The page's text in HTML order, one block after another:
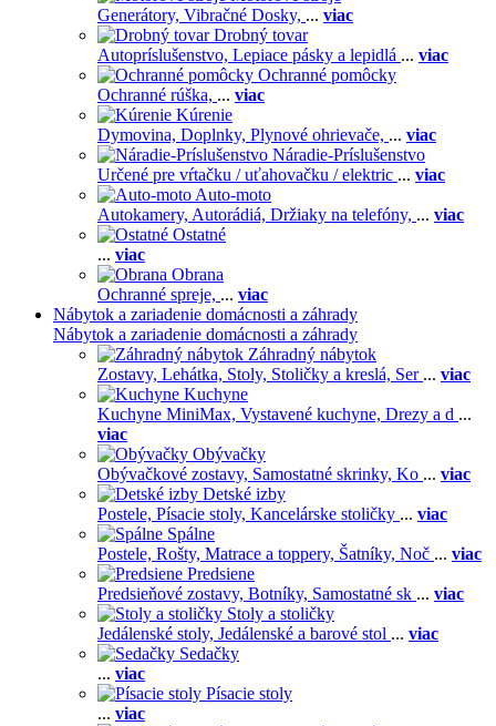
Generátory, Vibračné Dosky, ... viac
Drobný tovar
Autopríslušenstvo, Lepiace pásky a lepidlá ... viac
Ochranné pomôcky
Ochranné rúška, ... viac
Kúrenie
Dymovina, Doplnky, Plynové ohrievače, ... viac
Náradie-Príslušenstvo
Určené pre vŕtačku / uťahovačku / elektric ... viac
Auto-moto
Autokamery, Autorádiá, Držiaky na telefóny, ... viac
Ostatné
... viac
Obrana
Ochranné spreje, ... viac
Nábytok a zariadenie domácnosti a záhrady
Nábytok a zariadenie domácnosti a záhrady
Záhradný nábytok
Zostavy, Lehátka, Stoly, Stoličky a kreslá, Ser ... viac
Kuchyne
Kuchyne MiniMax, Vystavené kuchyne, Drezy a d ...
viac
Obývačky
Obývačkové zostavy, Samostatné skrinky, Ko ... viac
Detské izby
Postele, Písacie stoly, Kancelárske stoličky ... viac
Spálne
Postele, Rošty, Matrace a toppery, Šatníky, Noč ... viac
Predsiene
Predsieňové zostavy, Botníky, Samostatné sk ... viac
Stoly a stoličky
Jedálenské stoly, Jedálenské a barové stol ... viac
Sedačky
... viac
Písacie stoly
... viac